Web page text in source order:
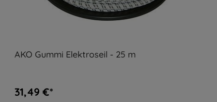
AKO Gummi Elektroseil - 25 m
31,49 €*